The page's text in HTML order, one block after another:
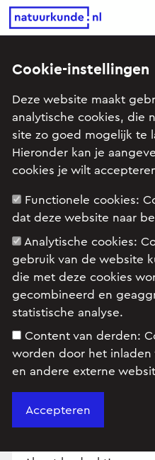
Natuurkunde.nl
Terug naar overzicht
oplossen
Carnot
Max stelde deze vraag
Goedemorgen
Ik heb ondertussen al
deze oefening op te
absoluut niet hoe ik
Het rendement
de arbeidsverhouding
gewoonweg niet. Kan
het oplossen van deze
Cookie-instellingen
Deze website maakt
analytische cookies, die
site zo goed mogelijk te
Hieronder kan je
cookies je wilt
Functionele cookies:
dat deze website naar
Analytische cookies:
gebruik van de website
die met deze cookies
gecombineerd en
statistische analyse.
Content van derden:
worden door het inladen
en andere externe